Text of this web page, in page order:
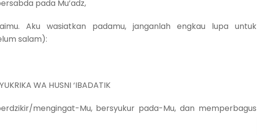
pada Mu’adz,
Aku wasiatkan padamu, janganlah engkau lupa untuk
salam):
WA HUSNI ‘IBADATIK
mengingat-Mu, bersyukur pada-Mu, dan memperbagus